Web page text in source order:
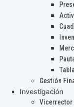
Gestión
Investigación
Vicerrector